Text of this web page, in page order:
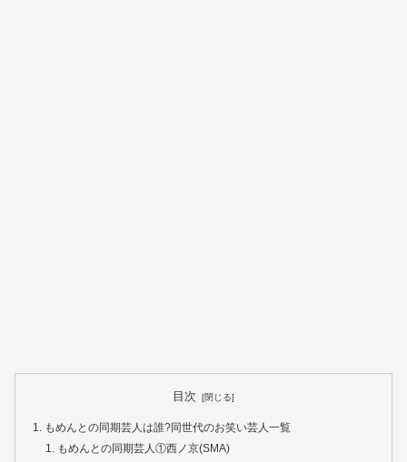
目次
もめんとの同期芸人は誰?同世代のお笑い芸人一覧
もめんとの同期芸人①西ノ京(SMA)